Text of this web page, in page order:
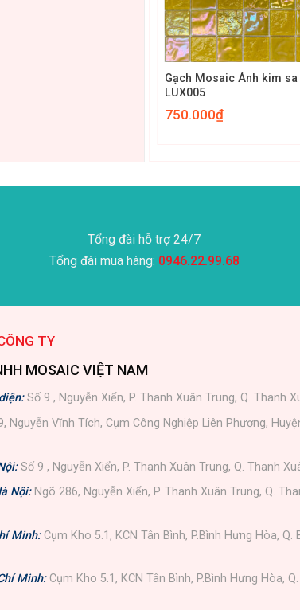
+
Gạch Mosaic Ánh kim sa
LUX005
750.000₫
Tổng đài hỗ trợ 24/7
Tổng đài mua hàng: 0946.22.99.68
TY
MOSAIC VIỆT NAM
Số 9 , Nguyễn Xiển, P. Thanh Xuân Trung, Q. Thanh
Nguyễn Vĩnh Tích, Cụm Công Nghiệp Liên Phương,
Số 9 , Nguyễn Xiển, P. Thanh Xuân Trung, Q. Thanh
Nội: Ngõ 286, Nguyễn Xiển, P. Thanh Xuân Trung, Q.
Minh: Cụm Kho 5.1, KCN Tân Bình, P.Bình Hưng Hòa, Q.
Minh: Cụm Kho 5.1, KCN Tân Bình, P.Bình Hưng Hòa,